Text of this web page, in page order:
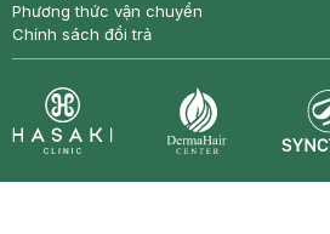
Phương thức vận chuyển
Chính sách đổi trả